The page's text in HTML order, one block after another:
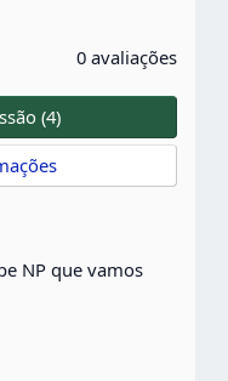
0 avaliações
(4)
NP que vamos